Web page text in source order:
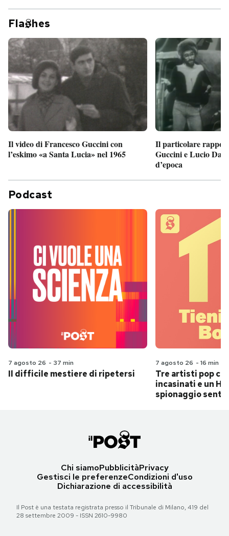
Fla hes
Il video di Francesco Guccini con
l’eskimo «a Santa Lucia» nel 1965
Il particolare
Guccini e Lucio
d’epoca
Podcast
7 agosto 26 - 37 min
Il difficile mestiere di ripetersi
7 agosto 26 - 16 min
Tre artisti pop
incasinati e un
spionaggio
Chi siamoPubblicitàPrivacy
Gestisci le preferenzeCondizioni d'uso
Dichiarazione di accessibilità
Il Post è una testata registrata presso il Tribunale di Milano, 419 del
28 settembre 2009 - ISSN 2610-9980